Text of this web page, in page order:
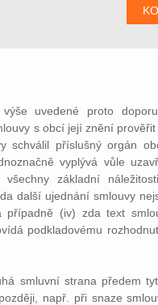
uvedené proto
s obcí její znění
schválil příslušný orgán
vyplývá vůle
všechny základní
další ujednání smlouvy
případně (iv) zda text
podkladovému
smluvní strana předem
např. při snaze